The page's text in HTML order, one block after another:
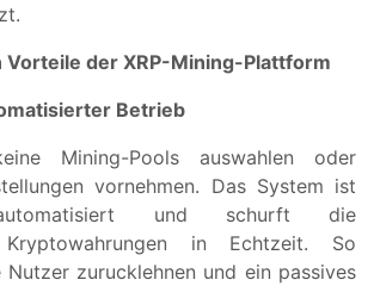
Vorteile der XRP-Mining-Plattform
Betrieb
Mining-Pools auswahlen oder
vornehmen. Das System ist
und schurft die
Kryptowahrungen in Echtzeit. So
zurucklehnen und ein passives